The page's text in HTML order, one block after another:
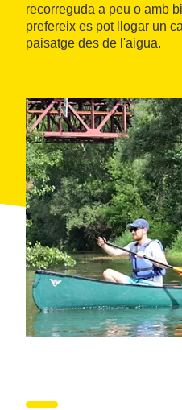
recorreguda a peu o amb
prefereix es pot llogar un
paisatge des de l'aigua.